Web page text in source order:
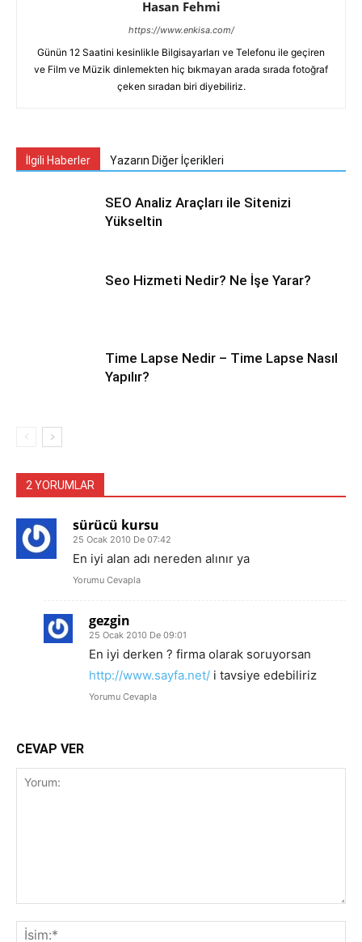
Hasan Fehmi
https://www.enkisa.com/
Günün 12 Saatini kesinlikle Bilgisayarları ve Telefonu ile geçiren
ve Film ve Müzik dinlemekten hiç bıkmayan arada sırada fotoğraf
çeken sıradan biri diyebiliriz.
İlgili Haberler Yazarın Diğer İçerikleri
SEO Analiz Araçları ile Sitenizi
Yükseltin
Seo Hizmeti Nedir? Ne İşe Yarar?
Time Lapse Nedir – Time Lapse Nasıl
Yapılır?
2 YORUMLAR
sürücü kursu
25 Ocak 2010 De 07:42
En iyi alan adı nereden alınır ya
Yorumu Cevapla
gezgin
25 Ocak 2010 De 09:01
En iyi derken ? firma olarak soruyorsan
http://www.sayfa.net/ i tavsiye edebiliriz
Yorumu Cevapla
CEVAP VER